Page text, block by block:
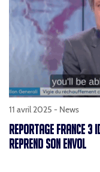
11 avril 2025 - News
REPORTAGE FRANCE
REPREND SON ENVOL